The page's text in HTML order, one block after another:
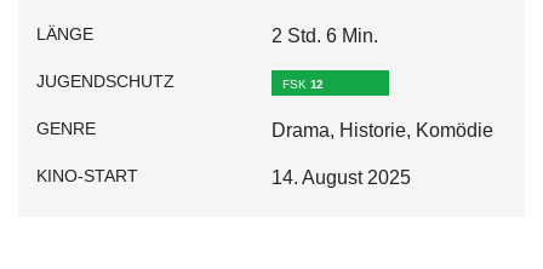
LÄNGE 2 Std. 6 Min.
JUGENDSCHUTZ FSK 12
GENRE Drama, Historie, Komödie
KINO-START 14. August 2025